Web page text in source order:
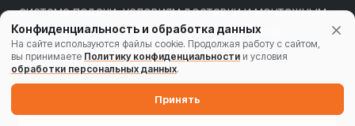
системе подачи, условиям доставки и монтажным
работам. Точную модель определим после
получения исходных данных.
Получить КП
Конфиденциальность и обработка данных
На сайте используются файлы cookie. Продолжая работу с сайтом,
вы принимаете Политику конфиденциальности и условия
обработки персональных данных.
Принять